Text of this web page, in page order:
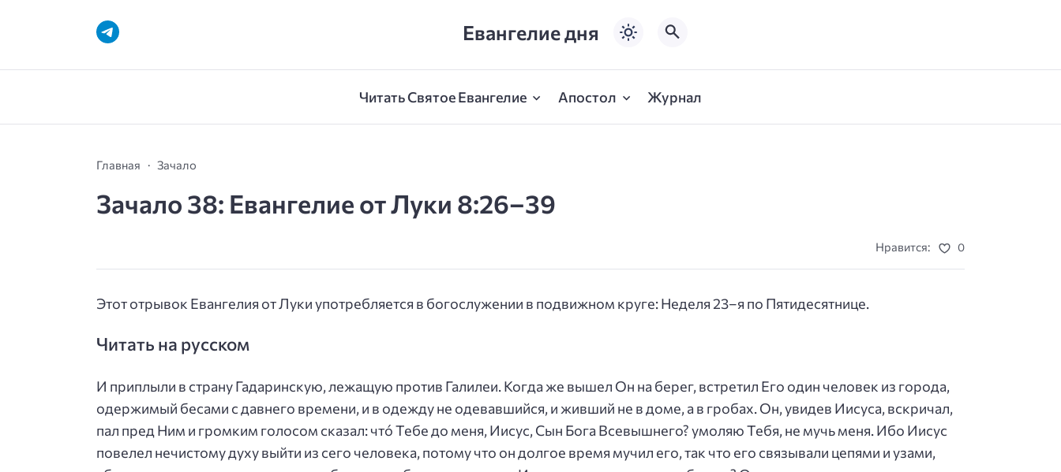
Евангелие дня
Читать Святое Евангелие Апостол Журнал
Главная Зачало
Зачало 38: Евангелие от Луки 8:26–39
Нравится: 0
Этот отрывок Евангелия от Луки употребляется в богослужении в подвижном круге: Неделя 23–я по Пятидесятнице.
Читать на русском
И приплыли в страну Гадаринскую, лежащую против Галилеи. Когда же вышел Он на берег, встретил Его один человек из города,
одержимый бесами с давнего времени, и в одежду не одевавшийся, и живший не в доме, а в гробах. Он, увидев Иисуса, вскричал,
пал пред Ним и громким голосом сказал: что́ Тебе до меня, Иисус, Сын Бога Всевышнего? умоляю Тебя, не мучь меня. Ибо Иисус
повелел нечистому духу выйти из сего человека, потому что он долгое время мучил его, так что его связывали цепями и узами,